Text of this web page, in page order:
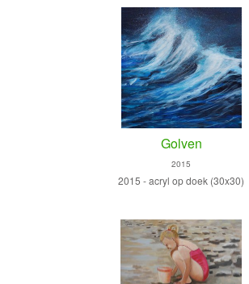
Golven
2015
2015 - acryl op doek (30x30)